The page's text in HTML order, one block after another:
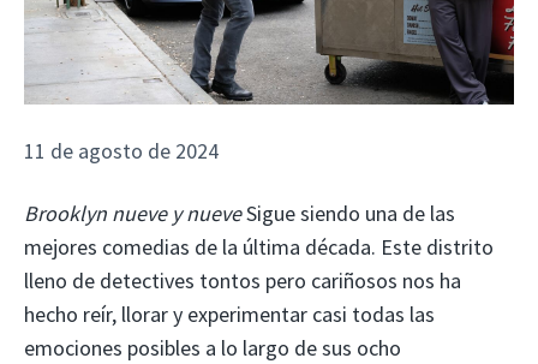
11 de agosto de 2024
Brooklyn nueve y nueveSigue siendo una de las
mejores comedias de la última década. Este distrito
lleno de detectives tontos pero cariñosos nos ha
hecho reír, llorar y experimentar casi todas las
emociones posibles a lo largo de sus ocho